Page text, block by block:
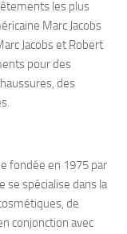
les plus
Marc Jacobs
Jacobs et Robert
pour des
des
fondée en 1975 par
se spécialise dans la
de
conjonction avec